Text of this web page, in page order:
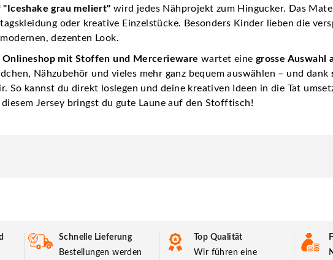
"Iceshake grau meliert" wird jedes Nähprojekt zum Hingucker. Das
oder kreative Einzelstücke. Besonders Kinder lieben die
dezenten Look.
Onlineshop mit Stoffen und Mercerieware wartet eine grosse Auswahl
Nähzubehör und vieles mehr ganz bequem auswählen – und dank
So kannst du direkt loslegen und deine kreativen Ideen in die Tat
Jersey bringst du gute Laune auf den Stofftisch!
Schnelle Lieferung
Bestellungen werden
Top Qualität
Wir führen eine